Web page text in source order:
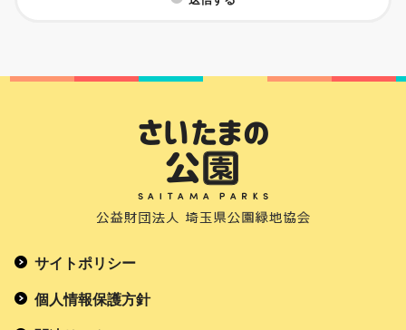
サイトポリシー
個人情報保護方針